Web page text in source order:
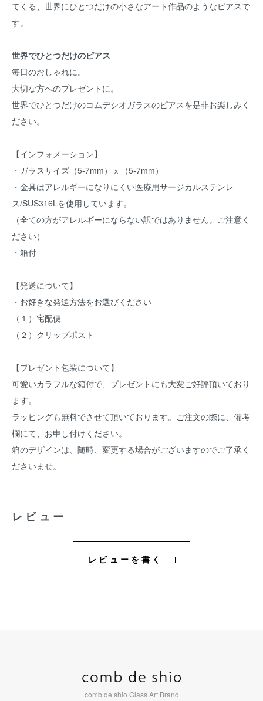
てくる、世界にひとつだけの小さなアート作品のようなピアスで
す。
世界でひとつだけのピアス
毎日のおしゃれに。
大切な方へのプレゼントに。
世界でひとつだけのコムデシオガラスのピアスを是非お楽しみく
ださい。
【インフォメーション】
・ガラスサイズ（5-7mm）ｘ（5-7mm）
・金具はアレルギーになりにくい医療用サージカルステンレ
ス/SUS316Lを使用しています。
（全ての方がアレルギーにならない訳ではありません。ご注意く
ださい）
・箱付
【発送について】
・お好きな発送方法をお選びください
（１）宅配便
（２）クリップポスト
【プレゼント包装について】
可愛いカラフルな箱付で、プレゼントにも大変ご好評頂いており
ます。
ラッピングも無料でさせて頂いております。ご注文の際に、備考
欄にて、お申し付けください。
箱のデザインは、随時、変更する場合がございますのでご了承く
ださいませ。
レビュー
レビューを書く
comb de shio Glass Art Brand